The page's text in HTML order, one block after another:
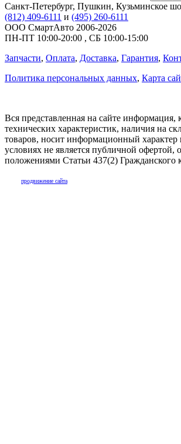
Санкт-Петербург, Пушкин, Кузьминское
(812) 409-6111 и (495) 260-6111
ООО СмартАвто 2006-2026
ПН-ПТ 10:00-20:00 , СБ 10:00-15:00
Запчасти, Оплата, Доставка, Гарантия,
Политика персональных данных, Карта
Вся представленная на сайте информация,
технических характеристик, наличия на
товаров, носит информационный
условиях не является публичной офертой,
положениями Статьи 437(2) Гражданского
продвижение сайта